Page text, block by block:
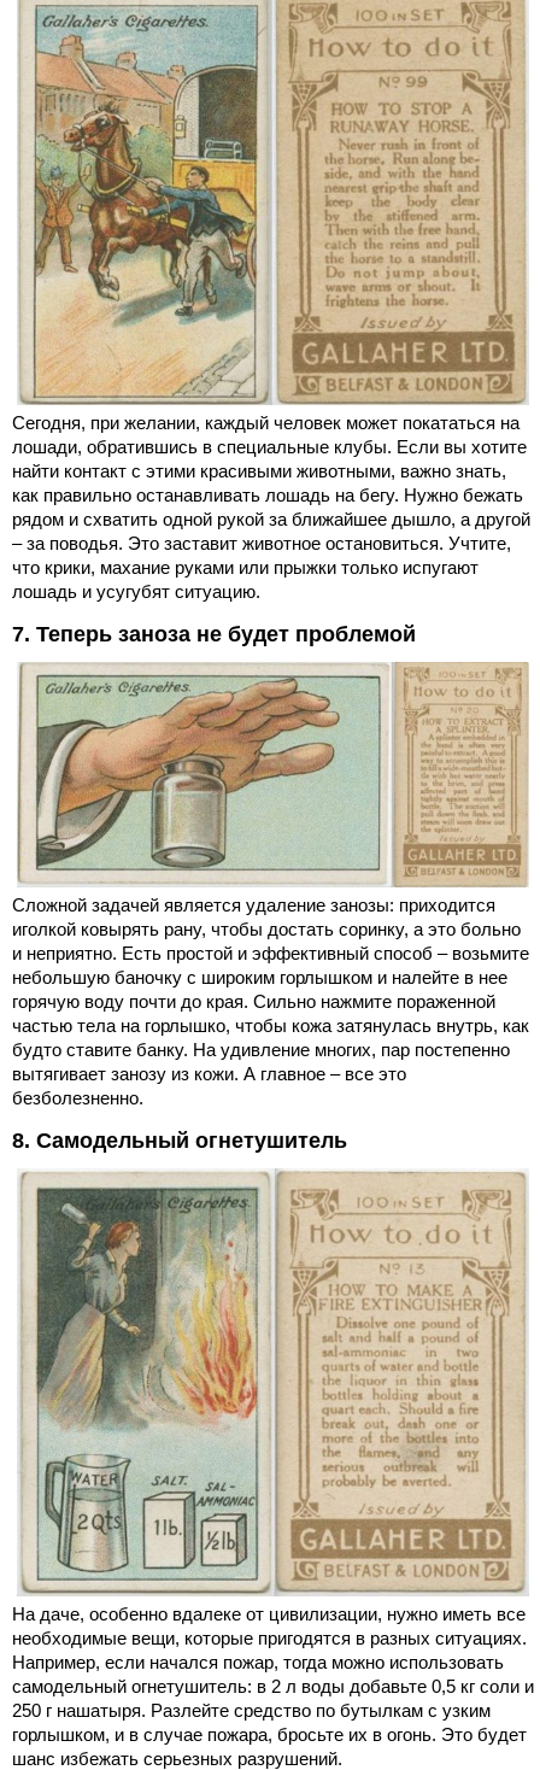
Сегодня, при желании, каждый человек может покататься на
лошади, обратившись в специальные клубы. Если вы хотите
найти контакт с этими красивыми животными, важно знать,
как правильно останавливать лошадь на бегу. Нужно бежать
рядом и схватить одной рукой за ближайшее дышло, а другой
– за поводья. Это заставит животное остановиться. Учтите,
что крики, махание руками или прыжки только испугают
лошадь и усугубят ситуацию.
7. Теперь заноза не будет проблемой
Сложной задачей является удаление занозы: приходится
иголкой ковырять рану, чтобы достать соринку, а это больно
и неприятно. Есть простой и эффективный способ – возьмите
небольшую баночку с широким горлышком и налейте в нее
горячую воду почти до края. Сильно нажмите пораженной
частью тела на горлышко, чтобы кожа затянулась внутрь, как
будто ставите банку. На удивление многих, пар постепенно
вытягивает занозу из кожи. А главное – все это
безболезненно.
8. Самодельный огнетушитель
На даче, особенно вдалеке от цивилизации, нужно иметь все
необходимые вещи, которые пригодятся в разных ситуациях.
Например, если начался пожар, тогда можно использовать
самодельный огнетушитель: в 2 л воды добавьте 0,5 кг соли и
250 г нашатыря. Разлейте средство по бутылкам с узким
горлышком, и в случае пожара, бросьте их в огонь. Это будет
шанс избежать серьезных разрушений.